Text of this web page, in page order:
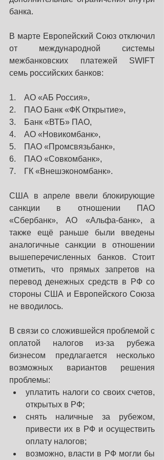
банка.
В марте Европейский Союз отключил
от международной системы
межбанковских платежей SWIFT
семь российских банков:
1.    АО «АБ Россия»,
2.    ПАО Банк «ФК Открытие»,
3.    Банк «ВТБ» ПАО,
4.    АО «Новикомбанк»,
5.    ПАО «Промсвязьбанк»,
6.    ПАО «Совкомбанк»,
7.    ГК «Внешэкономбанк».
США в апреле ввели блокирующие
санкции в отношении ПАО
«Сбербанк», АО «Альфа-банк», а
также ещё раньше были введены
аналогичные санкции в отношении
вышеперечисленных банков. Стоит
отметить, что прямых запретов на
перевод денежных средств в РФ со
стороны США и Европейского Союза
не вводилось.
В связи со сложившейся проблемой с
оплатой налогов из-за рубежа
бизнесом предлагается несколько
возможных вариантов решения
проблемы:
уплатить налоги со своих счетов,
открытых в РФ;
снять наличные за рубежом,
привести их в РФ и осуществить
оплату налогов;
возможно, власти в РФ могли бы